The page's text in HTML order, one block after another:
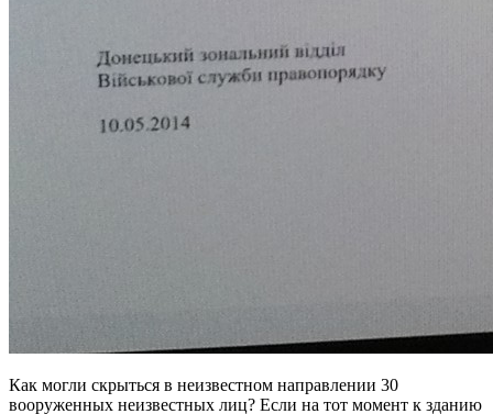
Как могли скрыться в неизвестном направлении 30
вооруженных неизвестных лиц? Если на тот момент к зданию